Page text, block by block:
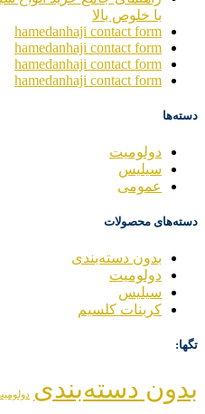
با خلوص بالا
hamedanhaji contact form
hamedanhaji contact form
hamedanhaji contact form
hamedanhaji contact form
دسته‌ها
دولومیت
سیلیس
عمومی
دسته‌های محصولات
بدون دسته‌بندی
دولومیت
سیلیس
کربنات کلسیم
تگها:
بدون دسته‌بندی